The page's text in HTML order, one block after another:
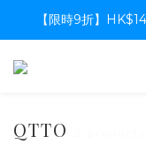
【限時9折】
【限時9折】
支付系統升級中，
QTTO